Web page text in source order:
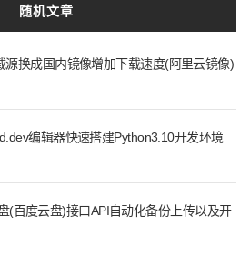
随机文章
源换成国内镜像增加下载速度(阿里云镜像)
编辑器快速搭建Python3.10开发环境
(百度云盘)接口API自动化备份上传以及开